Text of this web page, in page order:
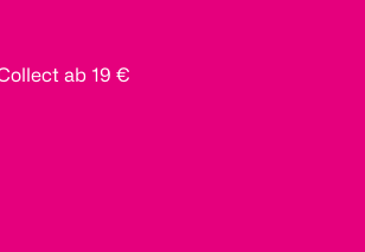
ab 19 €